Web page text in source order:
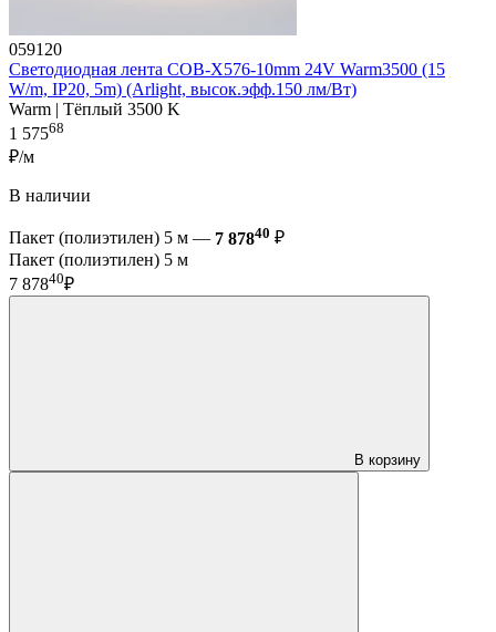
059120
Светодиодная лента COB-X576-10mm 24V Warm3500 (15
W/m, IP20, 5m) (Arlight, высок.эфф.150 лм/Вт)
Warm | Тёплый 3500 K
1 57568
₽/м
В наличии
Пакет (полиэтилен) 5 м — 7 87840 ₽
Пакет (полиэтилен) 5 м
7 87840₽
В корзину